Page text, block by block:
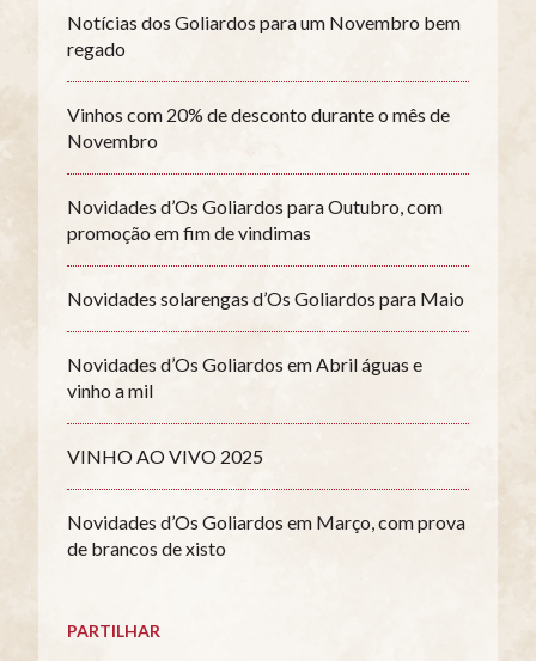
Notícias dos Goliardos para um Novembro bem
regado
Vinhos com 20% de desconto durante o mês de
Novembro
Novidades d’Os Goliardos para Outubro, com
promoção em fim de vindimas
Novidades solarengas d’Os Goliardos para Maio
Novidades d’Os Goliardos em Abril águas e
vinho a mil
VINHO AO VIVO 2025
Novidades d’Os Goliardos em Março, com prova
de brancos de xisto
PARTILHAR